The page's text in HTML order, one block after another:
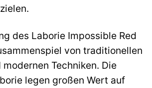
des Laborie Impossible Red
von traditionellen
Techniken. Die
legen großen Wert auf